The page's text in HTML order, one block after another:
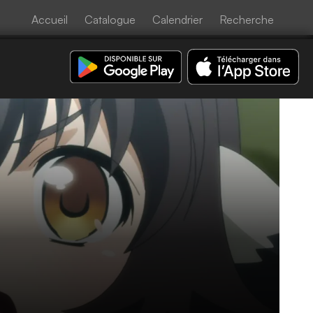
Accueil Catalogue Calendrier Recherche